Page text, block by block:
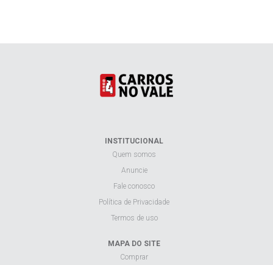
INSTITUCIONAL
Quem somos
Anuncie
Fale conosco
Política de Privacidade
Termos de uso
MAPA DO SITE
Comprar